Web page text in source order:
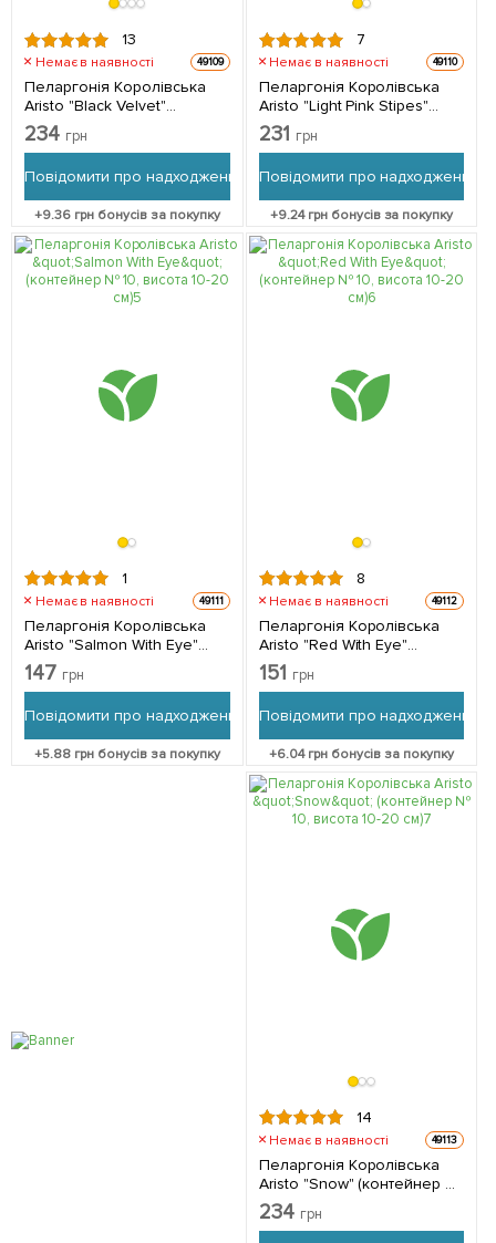
13
Немає в наявності 49109
Пеларгонія Королівська
Aristo "Black Velvet"
(контейнер № 10, висота
10-20 см) 1 саджанець в
234 грн
Повідомити про надходження
+9.36 грн бонусів за покупку
7
Немає в наявності 49110
Пеларгонія Королівська
Aristo "Light Pink Stipes"
(контейнер № 10, висота
10-20 см) 1 саджанець в
231 грн
Повідомити про надходження
+9.24грн бонусів за покупку
1
Немає в наявності 49111
Пеларгонія Королівська
Aristo "Salmon With Eye"
(контейнер № 10, висота
10-20 см) 1 саджанець в
147 грн
Повідомити про надходження
+5.88 грн бонусів за покупку
8
Немає в наявності 49112
Пеларгонія Королівська
Aristo "Red With Eye"
(контейнер № 10, висота
10-20 см) 1 саджанець в
151 грн
Повідомити про надходження
+6.04грн бонусів за покупку
14
Немає в наявності 49113
Пеларгонія Королівська
Aristo "Snow" (контейнер №
10, висота 10-20 см) 1
саджанець в упаковці
234 грн